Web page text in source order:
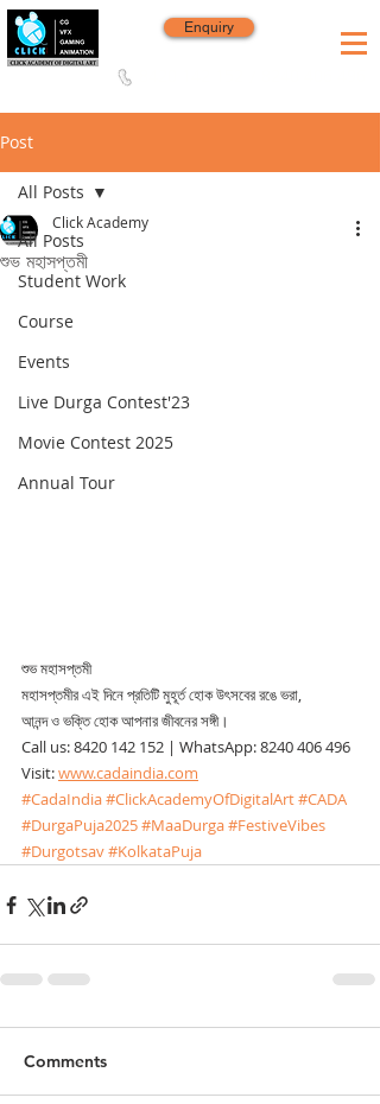
Enquiry
Post
All Posts
Student Work
Course
Events
Live Durga Contest'23
Movie Contest 2025
Annual Tour
All Posts
শুভ মহাসপ্তমী
Click Academy
শুভ মহাসপ্তমী
মহাসপ্তমীর এই দিনে প্রতিটি মুহূর্ত হোক উৎসবের রঙে ভরা,
আনন্দ ও ভক্তি হোক আপনার জীবনের সঙ্গী।
Call us: 8420 142 152 | WhatsApp: 8240 406 496
Visit: www.cadaindia.com
#CadaIndia#ClickAcademyOfDigitalArt#CADA
#DurgaPuja2025#MaaDurga#FestiveVibes
#Durgotsav#KolkataPuja
Comments